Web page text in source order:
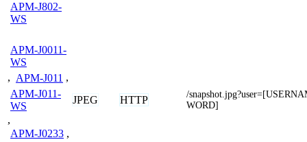
APM-J802-
WS
APM-J0011-
WS
, APM-J011 ,
APM-J011-
WS
,
APM-J0233 ,
JPEG HTTP
/
WORD]